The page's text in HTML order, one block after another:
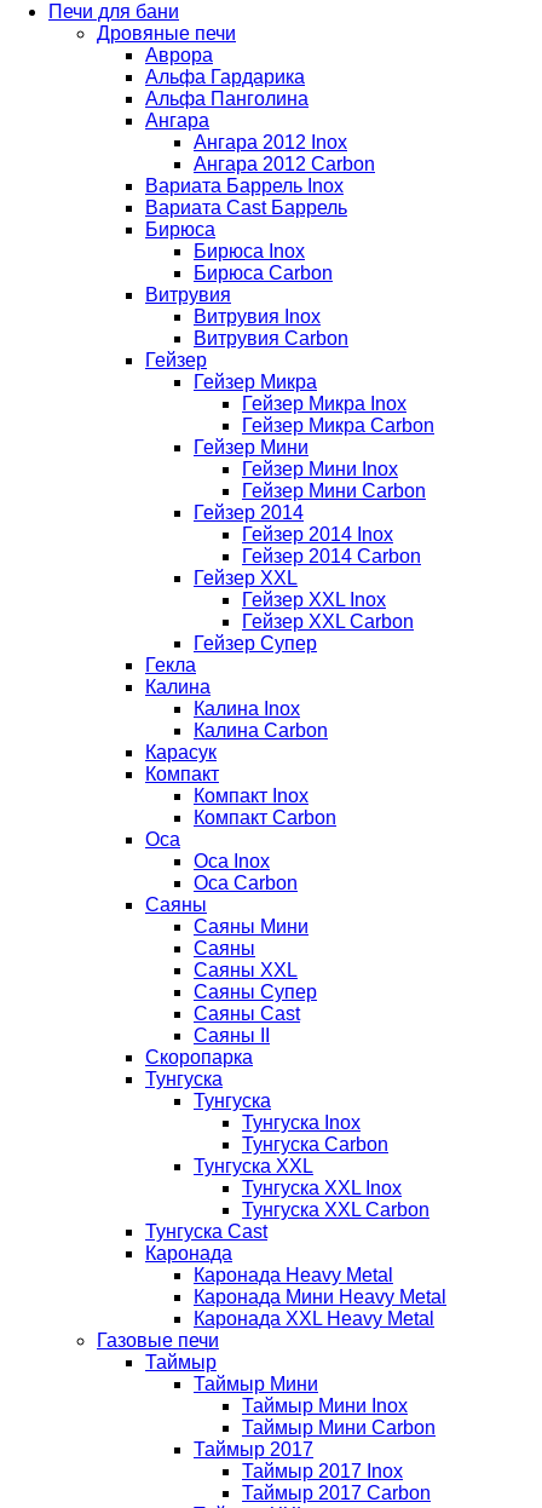
Печи для бани
Дровяные печи
Аврора
Альфа Гардарика
Альфа Панголина
Ангара
Ангара 2012 Inox
Ангара 2012 Carbon
Вариата Баррель Inox
Вариата Cast Баррель
Бирюса
Бирюса Inox
Бирюса Carbon
Витрувия
Витрувия Inox
Витрувия Carbon
Гейзер
Гейзер Микра
Гейзер Микра Inox
Гейзер Микра Carbon
Гейзер Мини
Гейзер Мини Inox
Гейзер Мини Carbon
Гейзер 2014
Гейзер 2014 Inox
Гейзер 2014 Carbon
Гейзер XXL
Гейзер XXL Inox
Гейзер XXL Carbon
Гейзер Супер
Гекла
Калина
Калина Inox
Калина Carbon
Карасук
Компакт
Компакт Inox
Компакт Carbon
Оса
Оса Inox
Оса Carbon
Саяны
Саяны Мини
Саяны
Саяны XXL
Саяны Супер
Саяны Cast
Саяны II
Скоропарка
Тунгуска
Тунгуска
Тунгуска Inox
Тунгуска Carbon
Тунгуска XXL
Тунгуска XXL Inox
Тунгуска XXL Carbon
Тунгуска Cast
Каронада
Каронада Heavy Metal
Каронада Мини Heavy Metal
Каронада XXL Heavy Metal
Газовые печи
Таймыр
Таймыр Мини
Таймыр Мини Inox
Таймыр Мини Carbon
Таймыр 2017
Таймыр 2017 Inox
Таймыр 2017 Carbon